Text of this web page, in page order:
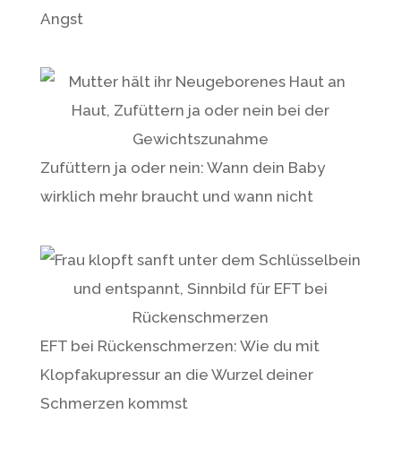
Angst
Zufüttern ja oder nein: Wann dein Baby
wirklich mehr braucht und wann nicht
EFT bei Rückenschmerzen: Wie du mit
Klopfakupressur an die Wurzel deiner
Schmerzen kommst